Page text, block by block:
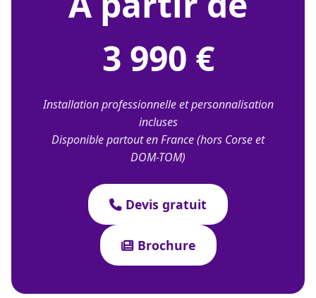
3 990 €
Installation professionnelle et personnalisation
incluses
Disponible partout en France (hors Corse et
DOM-TOM)
Devis gratuit
Brochure